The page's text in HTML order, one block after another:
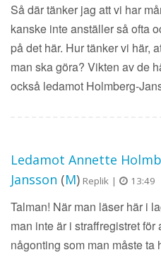
Så där tänker jag att vi har
kanske inte anställer så ofta
på det här. Hur tänker vi här,
man ska göra? Vikten av de
också ledamot Holmberg-
Ledamot Annette
Jansson (M) Replik | 13:49
Talman! När man läser här i
man inte är i straffregistret
någonting som man måste ta